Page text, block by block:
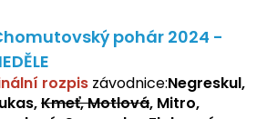
Sochorová, Repetska, Lukas,
Negreskul, Mitro
pohár 2024 -
rozpis závodnice:Negreskul,
Kmeť, Motlová, Mitro,